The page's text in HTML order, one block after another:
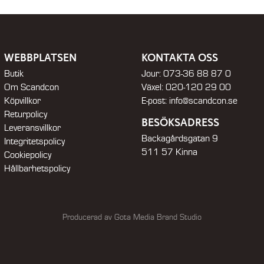
WEBBPLATSEN
Butik
Om Scandcon
Köpvillkor
Returpolicy
Leveransvillkor
Integritetspolicy
Cookiepolicy
Hållbarhetspolicy
KONTAKTA OSS
Jour: 073-36 88 87 0
Växel: 020-120 29 00
E-post: info@scandcon.se
BESÖKSADRESS
Backagårdsgatan 9
511 57 Kinna
Producerad av Gota Media Brand Studio